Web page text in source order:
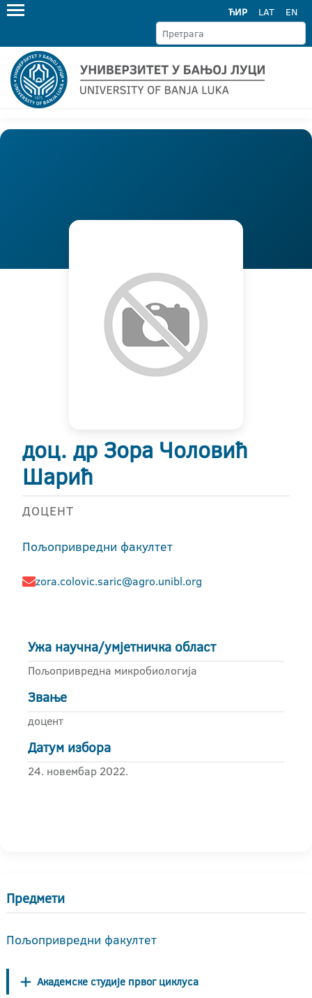
ЋИР LAT EN
доц. др Зора Чоловић
Шарић
ДОЦЕНТ
Пољопривредни факултет
zora.colovic.saric@agro.unibl.org
Ужа научна/умјетничка област
Пољопривредна микробиологија
Звање
доцент
Датум избора
24. новембар 2022.
Предмети
Пољопривредни факултет
Академске студије првог циклуса